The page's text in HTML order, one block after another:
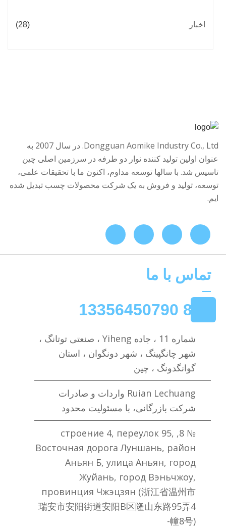
اخبار (28)
Dongguan Aomike Industry Co., Ltd. در سال 2007 به
عنوان اولین تولید کننده نوار دو طرفه در سرزمین اصلی چین
تاسیس شد. با سالها توسعه مداوم، اکنون ما با تحقیقات علمی،
توسعه، تولید و فروش به یک شرکت محصولات چسب تبدیل شده
ایم.
تماس با ما
شماره 11 ، جاده Yiheng ، صنعتی توتانگ ،
شهر چانگپینگ ، شهر دونگوان ، استان
گوانگدونگ ، چین
Ruian Lechuang واردات و صادرات
شرکت بازرگانی، با مسئولیت محدود
№ 8, строение 4, переулок 95,
Восточная дорога Луншань, район
Аньян Б, улица Аньян, город
Жуйань, город Вэньчжоу,
провинция Чжэцзян (浙江省温州市
瑞安市安阳街道安阳B区隆山东路95弄4
幢8号)-